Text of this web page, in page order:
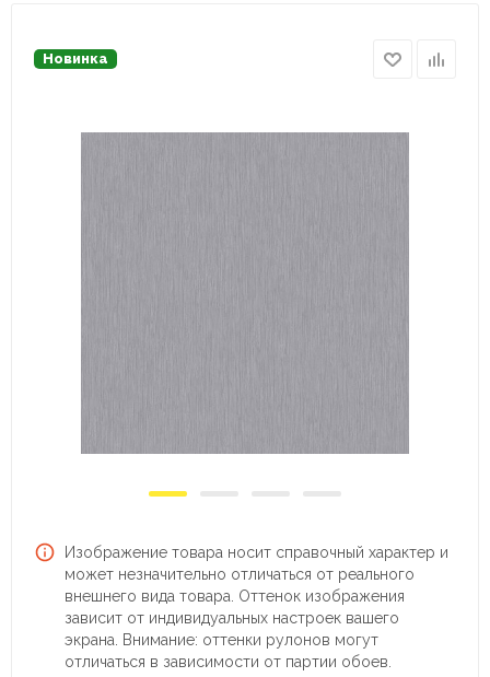
Новинка
Изображение товара носит справочный характер и
может незначительно отличаться от реального
внешнего вида товара. Оттенок изображения
зависит от индивидуальных настроек вашего
экрана. Внимание: оттенки рулонов могут
отличаться в зависимости от партии обоев.